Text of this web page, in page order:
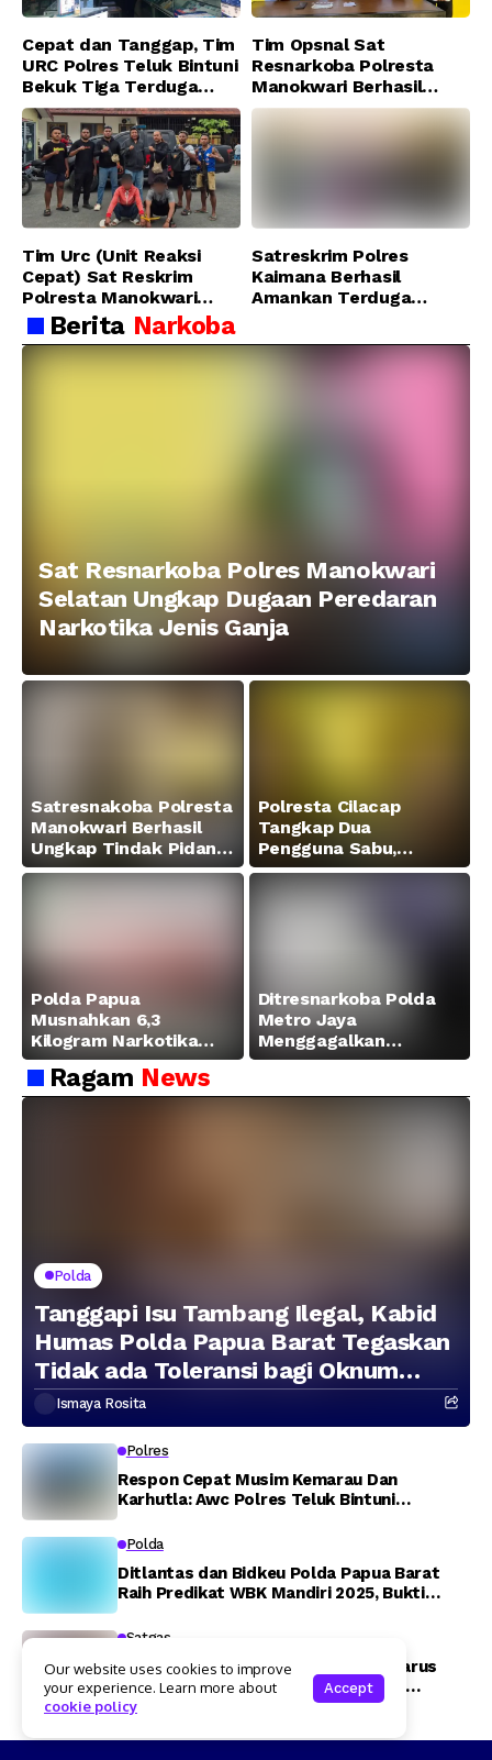
Cepat dan Tanggap, Tim
URC Polres Teluk Bintuni
Bekuk Tiga Terduga
Pelaku Pencurian di SMA
Sanawesen
Tim Opsnal Sat
Resnarkoba Polresta
Manokwari Berhasil
Ungkap Kasus Tindak
Pidana Narkotika
Golongan I Jenis Shabu
Tim Urc (Unit Reaksi
Cepat) Sat Reskrim
Polresta Manokwari
Berhasil Tangkap 2
Pelaku Pengeroyokan di
Taman Ria kab.
Satreskrim Polres
Kaimana Berhasil
Amankan Terduga
Tajam
Berita Narkoba
Sat Resnarkoba Polres Manokwari
Selatan Ungkap Dugaan Peredaran
Narkotika Jenis Ganja
Satresnakoba Polresta
Manokwari Berhasil
Ungkap Tindak Pidana
Narkotika Golongan I
Jenis Sabu di Jalan
Polresta Cilacap
Tangkap Dua
Pengguna Sabu,
Amankan Paket 0,34
Gram
Polda Papua
Musnahkan 6,3
Kilogram Narkotika
Hasil Pengungkapan
Jaringan Lintas
Wilayah Februari 2026
Ditresnarkoba Polda
Metro Jaya
Menggagalkan
Peredaran Sabu 5,3 Kg
Ragam News
Polda
Tanggapi Isu Tambang Ilegal, Kabid
Humas Polda Papua Barat Tegaskan
Tidak ada Toleransi bagi Oknum
Anggota
Ismaya Rosita
Polres
Respon Cepat Musim Kemarau Dan
Karhutla: Awc Polres Teluk Bintuni
Tuasai
Polda
Ditlantas dan Bidkeu Polda Papua Barat
Raih Predikat WBK Mandiri 2025, Bukti
Berintegritas
Satgas
Julles Ongge: Asrama Mahasiswa Harus
Jadi Pusat Pembinaan, Bukan Ruang
Provokasi
Our website uses cookies to improve
your experience. Learn more about
cookie policy
Accept